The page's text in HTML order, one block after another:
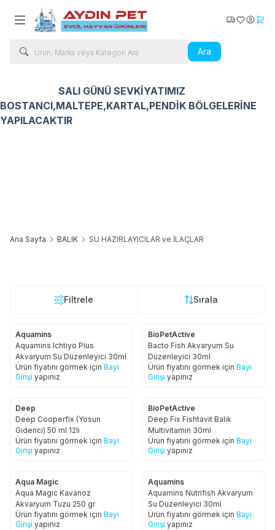
Ara
Kargo Takip
Favorilerim
SALI GÜNÜ SEVKİYATIMIZ
BOSTANCI,MALTEPE,KARTAL,PENDİK BÖLGELERİNE
YAPILACAKTIR
Ana Sayfa BALIK SU HAZIRLAYICILAR ve İLAÇLAR
Filtrele Sırala
Aquamins
Aquamins Ichtiyo Plus
Akvaryum Su Düzenleyici 30ml
Ürün fiyatını görmek için Bayi
Girişi yapınız
BioPetActive
Bacto Fish Akvaryum Su
Düzenleyici 30ml
Ürün fiyatını görmek için Bayi
Girişi yapınız
Deep
Deep Cooperfix (Yosun
Giderici) 50 ml 12li
Ürün fiyatını görmek için Bayi
Girişi yapınız
BioPetActive
Deep Fix Fishtavit Balık
Multivitamin 30ml
Ürün fiyatını görmek için Bayi
Girişi yapınız
Aqua Magic
Aqua Magic Kavanoz
Akvaryum Tuzu 250 gr
Ürün fiyatını görmek için Bayi
Girişi yapınız
Aquamins
Aquamins Nutrifish Akvaryum
Su Düzenleyici 30ml
Ürün fiyatını görmek için Bayi
Girişi yapınız